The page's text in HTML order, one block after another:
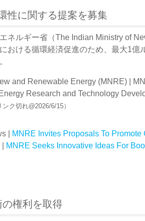
性に関する提案を募集
ネルギー省（The Indian Ministry of
おける循環経済促進のため、最大1億
and Renewable Energy (MNRE) |
Research and Technology
ンク切れ@2026/6/15）
|
MNRE Invites Proposals To
MNRE Seeks Innovative Ideas For
権利を取得